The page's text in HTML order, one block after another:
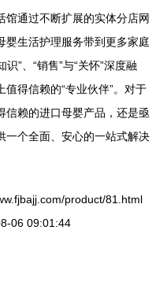
馆通过不断扩展的实体分店网
婴生活护理服务带到更多家庭
”、“销售”与“关怀”深度融
得信赖的“专业伙伴”。对于
信赖的进口母婴产品，还是亟
一个全面、安心的一站式解决
product/81.html
06 09:01:44